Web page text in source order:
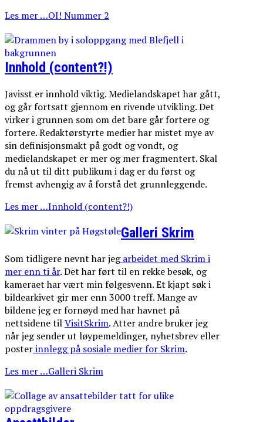
Les mer …OI! Nummer 2
Innhold (content?!)
Javisst er innhold viktig. Medielandskapet har gått,
og går fortsatt gjennom en rivende utvikling. Det
virker i grunnen som om det bare går fortere og
fortere. Redaktørstyrte medier har mistet mye av
sin definisjonsmakt på godt og vondt, og
medielandskapet er mer og mer fragmentert. Skal
du nå ut til ditt publikum i dag er du først og
fremst avhengig av å forstå det grunnleggende.
Les mer …Innhold (content?!)
Galleri Skrim
Som tidligere nevnt har jegarbeidet med Skrim i
mer enn ti år. Det har ført til en rekke besøk, og
kameraet har vært min følgesvenn. Et kjapt søk i
bildearkivet gir mer enn 3000 treff. Mange av
bildene jeg er fornøyd med har havnet på
nettsidene tilVisitSkrim. Atter andre bruker jeg
når jeg sender ut løypemeldinger, nyhetsbrev eller
posterinnlegg på sosiale medier for Skrim.
Les mer …Galleri Skrim